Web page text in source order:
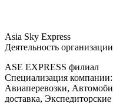
Asia Sky Express
Деятельность
ASE EXPRESS филиал
Специализация
Авиаперевозки,
доставка, Экспедиторские